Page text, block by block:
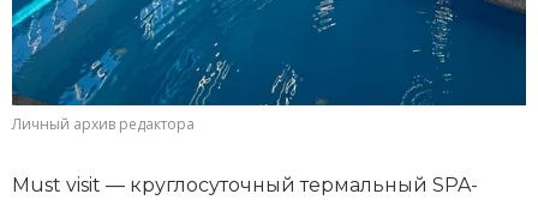
Личный архив редактора
Must visit — круглосуточный термальный SPA-